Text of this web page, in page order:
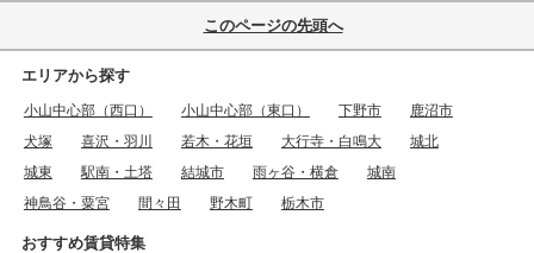
このページの先頭へ
エリアから探す
小山中心部（西口） 小山中心部（東口） 下野市
鹿沼市
犬塚
喜沢・羽川 若木・花垣 大行寺・白鳴大
城北
城東
駅南・土塔 結城市 雨ヶ谷・横倉
城南
神鳥谷・粟宮
間々田 野木町 栃木市
おすすめ賃貸特集